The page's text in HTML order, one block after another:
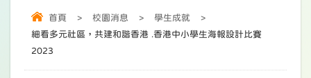
首頁 > 校園消息 > 學生成就
>
細看多元社區，共建和諧香港 .香港中小學生海報設計比賽
2023